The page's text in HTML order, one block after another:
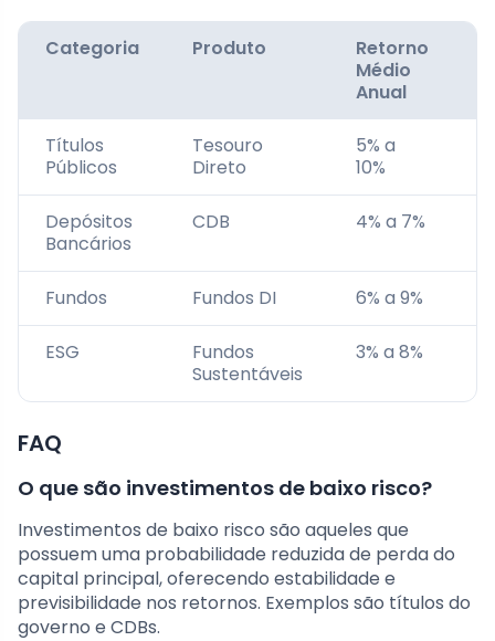
Categoria Produto
Retorno
Médio
Anual
Títulos
Públicos
Tesouro
Direto
5% a
10%
Depósitos
Bancários
CDB 4% a 7%
Fundos Fundos DI 6% a 9%
ESG
Fundos
Sustentáveis
3% a 8%
FAQ
O que são investimentos de baixo risco?
Investimentos de baixo risco são aqueles que
possuem uma probabilidade reduzida de perda do
capital principal, oferecendo estabilidade e
previsibilidade nos retornos. Exemplos são títulos do
governo e CDBs.